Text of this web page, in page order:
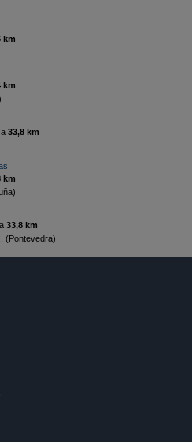
km
km
33,8 km
km
33,8 km
(Pontevedra)